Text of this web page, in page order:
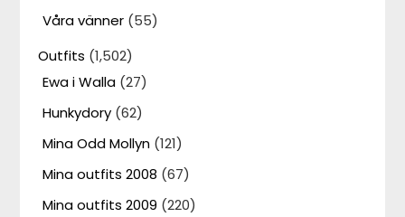
Våra vänner (55)
Outfits (1,502)
Ewa i Walla (27)
Hunkydory (62)
Mina Odd Mollyn (121)
Mina outfits 2008 (67)
Mina outfits 2009 (220)